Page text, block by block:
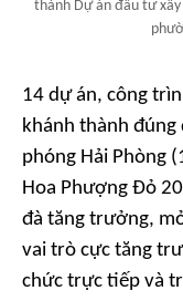
thành Dự án đầu tư
14 dự án, công
khánh thành đúng
phóng Hải Phòng
Hoa Phượng Đỏ
đà tăng trưởng,
vai trò cực tăng
chức trực tiếp và